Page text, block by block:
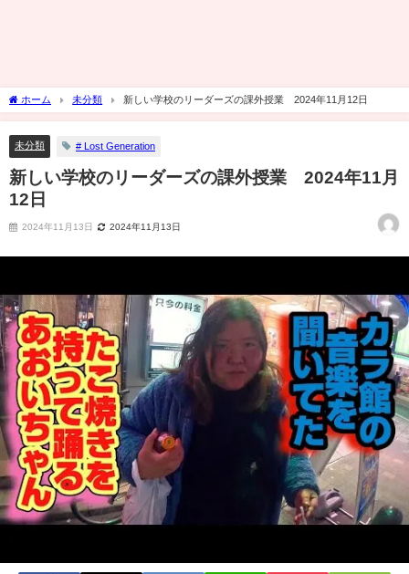
ホーム 未分類 新しい学校のリーダーズの課外授業 2024年11月12日
未分類 # Lost Generation
新しい学校のリーダーズの課外授業 2024年11月
12日
2024年11月13日 2024年11月13日